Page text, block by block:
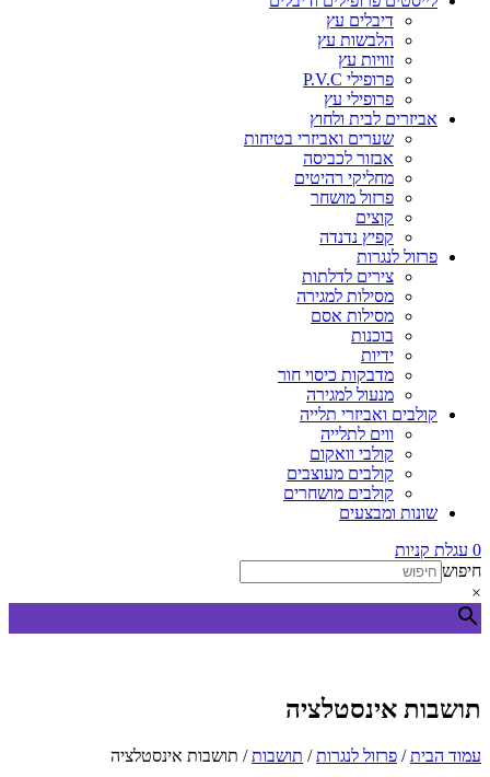
דיבלים עץ
הלבשות עץ
זוויות עץ
פרופילי P.V.C
פרופילי עץ
אביזרים לבית ולחוץ
שערים ואביזרי בטיחות
אבזור לכביסה
מחליקי רהיטים
פרזול מושחר
קוצים
קפיץ נדנדה
פרזול לנגרות
צירים לדלתות
מסילות למגירה
מסילות אסם
בוכנות
ידיות
מדבקות כיסוי חור
מנעול למגירה
קולבים ואביזרי תלייה
ווים לתלייה
קולבי וואקום
קולבים מעוצבים
קולבים מושחרים
שונות ומבצעים
0 עגלת קניות
חיפוש
×
תושבות אינסטלציה
עמוד הבית/ פרזול לנגרות/ תושבות/ תושבות אינסטלציה